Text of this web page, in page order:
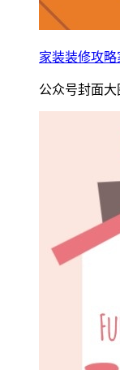
家装装修攻
公众号封面大